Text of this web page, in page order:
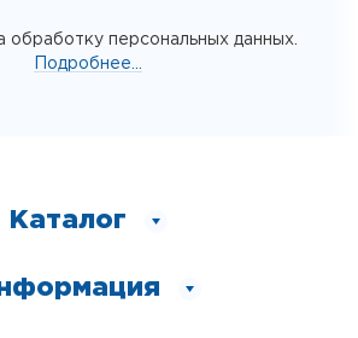
обработку персональных данных.
Подробнее...
Каталог